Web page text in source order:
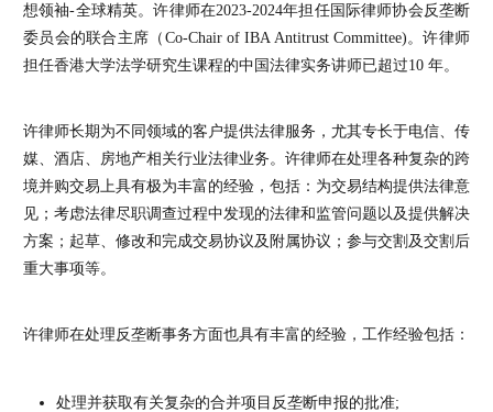
想领袖-全球精英。许律师在2023-2024年担任国际律师协会反垄断
委员会的联合主席（Co-Chair of IBA Antitrust Committee)。许律师
担任香港大学法学研究生课程的中国法律实务讲师已超过10 年。
许律师长期为不同领域的客户提供法律服务，尤其专长于电信、传
媒、酒店、房地产相关行业法律业务。许律师在处理各种复杂的跨
境并购交易上具有极为丰富的经验，包括：为交易结构提供法律意
见；考虑法律尽职调查过程中发现的法律和监管问题以及提供解决
方案；起草、修改和完成交易协议及附属协议；参与交割及交割后
重大事项等。
许律师在处理反垄断事务方面也具有丰富的经验，工作经验包括：
处理并获取有关复杂的合并项目反垄断申报的批准;